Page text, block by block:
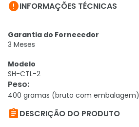
INFORMAÇÕES TÉCNICAS
Garantia do Fornecedor
3 Meses
Modelo
SH-CTL-2
Peso:
400 gramas (bruto com embalagem)
DESCRIÇÃO DO PRODUTO